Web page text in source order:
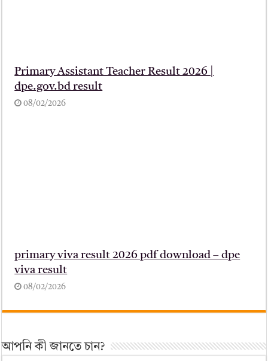
Primary Assistant Teacher Result 2026 |
dpe.gov.bd result
08/02/2026
primary viva result 2026 pdf download – dpe
viva result
08/02/2026
আপনি কী জানতে চান?